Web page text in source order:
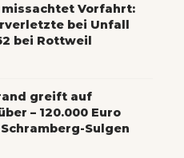
Vorfahrt:
bei Unfall
bei Rottweil
greift auf
– 120.000 Euro
Sulgen